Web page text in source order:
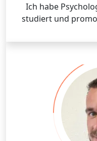
Ich habe
studiert und
Psychologie. Durch
an der Universität
Statistik und
Erfahrung, dass
zunächst eine
versuche ich daher,
anschaulich wie
Beispielen aus